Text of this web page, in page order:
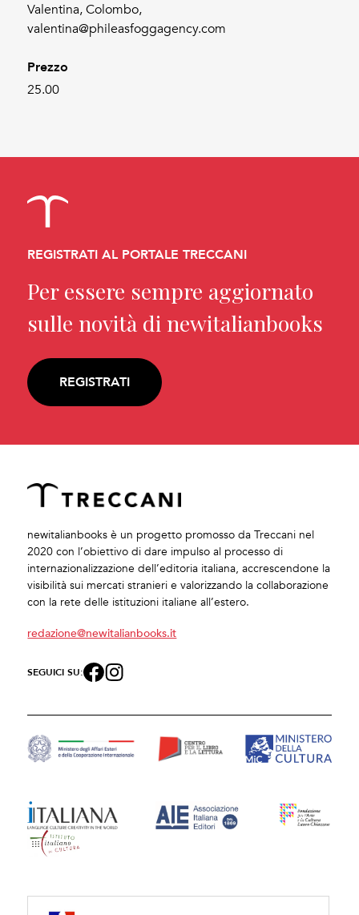
Valentina, Colombo,
valentina@phileasfoggagency.com
Prezzo
25.00
REGISTRATI AL PORTALE TRECCANI
Per essere sempre aggiornato
sulle novità di newitalianbooks
REGISTRATI
newitalianbooks è un progetto promosso da Treccani nel
2020 con l’obiettivo di dare impulso al processo di
internazionalizzazione dell’editoria italiana, accrescendone la
visibilità sui mercati stranieri e valorizzando la collaborazione
con la rete delle istituzioni italiane all’estero.
redazione@newitalianbooks.it
SEGUICI SU: